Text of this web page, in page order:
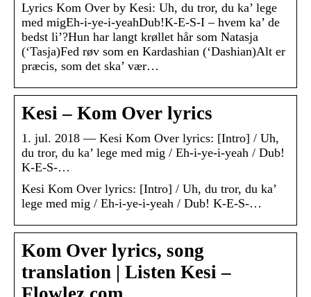
Lyrics Kom Over by Kesi: Uh, du tror, du ka’ lege
med migEh-i-ye-i-yeahDub!K-E-S-I – hvem ka’ de
bedst li’?Hun har langt krøllet hår som Natasja
(‘Tasja)Fed røv som en Kardashian (‘Dashian)Alt er
præcis, som det ska’ vær…
Kesi – Kom Over lyrics
1. jul. 2018 — Kesi Kom Over lyrics: [Intro] / Uh,
du tror, du ka’ lege med mig / Eh-i-ye-i-yeah / Dub!
K-E-S-…
Kesi Kom Over lyrics: [Intro] / Uh, du tror, du ka’
lege med mig / Eh-i-ye-i-yeah / Dub! K-E-S-…
Kom Over lyrics, song
translation | Listen Kesi –